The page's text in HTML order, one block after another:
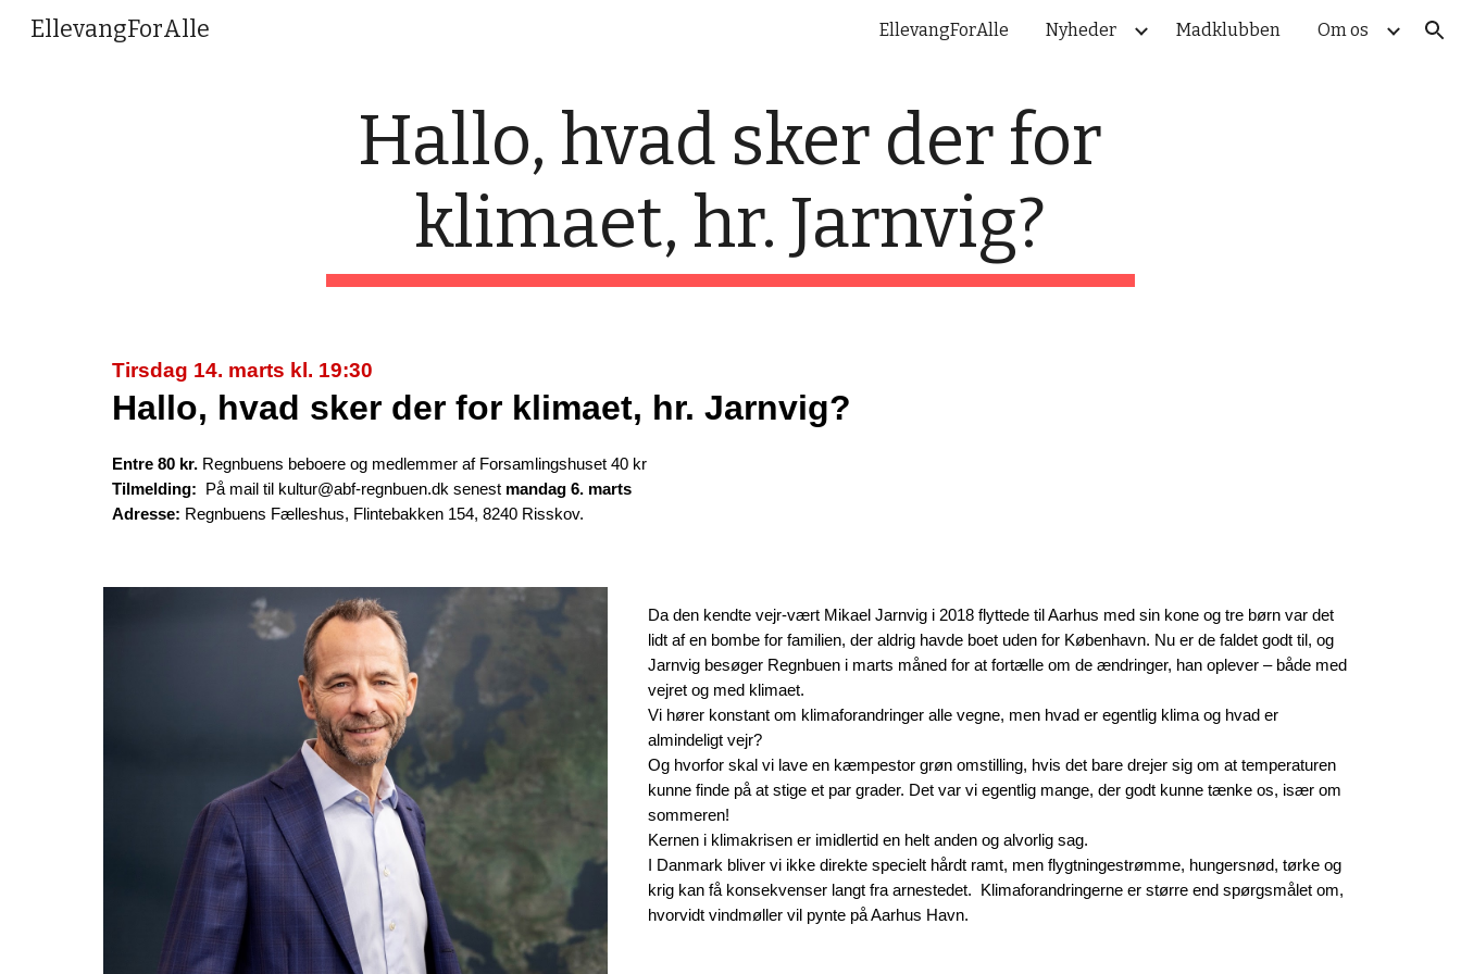
Skip to navigation
EllevangForAlle EllevangForAlle Nyheder Madklubben Om os
Hallo, hvad sker der for
klimaet, hr. Jarnvig?
Tirsdag 14. marts kl. 19:30
Hallo, hvad sker der for klimaet, hr. Jarnvig?
Entre 80 kr.Regnbuens beboere og medlemmer af Forsamlingshuset 40 kr
Tilmelding: På mail til kultur@abf-regnbuen.dk senest mandag 6. marts
Adresse: Regnbuens Fælleshus, Flintebakken 154, 8240 Risskov.
Da den kendte vejr-vært Mikael Jarnvig i 2018 flyttede til Aarhus med sin kone og tre børn var det
lidt af en bombe for familien, der aldrig havde boet uden for København. Nu er de faldet godt til, og
Jarnvig besøger Regnbuen i marts måned for at fortælle om de ændringer, han oplever – både med
vejret og med klimaet.
Vi hører konstant om klimaforandringer alle vegne, men hvad er egentlig klima og hvad er
almindeligt vejr?
Og hvorfor skal vi lave en kæmpestor grøn omstilling, hvis det bare drejer sig om at temperaturen
kunne finde på at stige et par grader. Det var vi egentlig mange, der godt kunne tænke os, især om
sommeren!
Kernen i klimakrisen er imidlertid en helt anden og alvorlig sag.
I Danmark bliver vi ikke direkte specielt hårdt ramt, men flygtningestrømme, hungersnød, tørke og
krig kan få konsekvenser langt fra arnestedet. Klimaforandringerne er større end spørgsmålet om,
hvorvidt vindmøller vil pynte på Aarhus Havn.